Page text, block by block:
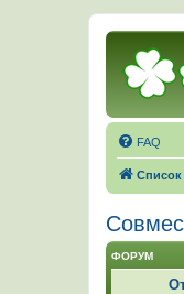
FAQ
ФОРУМ